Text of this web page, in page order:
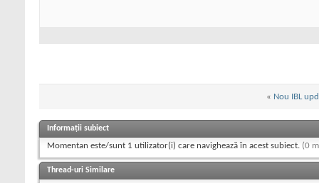
« Nou IBL
Informații subiect
Momentan este/sunt 1 utilizator(i) care navighează în acest subiect. (0
Thread-uri Similare